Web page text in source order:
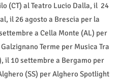
(CT) al Teatro Lucio Dalla, il 24
il 26 agosto a Brescia per la
a Cella Monte (AL) per
Terme per Musica Tra
il 10 settembre a Bergamo per
(SS) per Alghero Spotlight